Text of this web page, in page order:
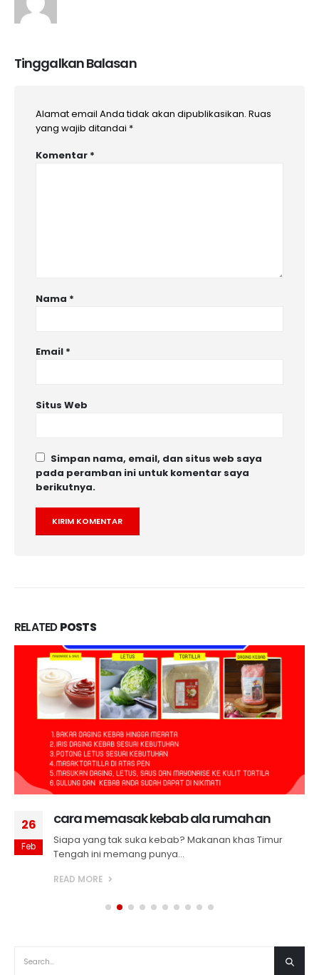
Tinggalkan Balasan
Alamat email Anda tidak akan dipublikasikan. Ruas
yang wajib ditandai *
Komentar *
Nama *
Email *
Situs Web
Simpan nama, email, dan situs web saya
pada peramban ini untuk komentar saya
berikutnya.
RELATEDPOSTS
26
Feb
cara memasak kebab ala rumahan
Siapa yang tak suka kebab? Makanan khas Timur
Tengah ini memang punya...
READ MORE